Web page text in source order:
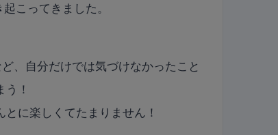
こってきました。
、自分だけでは気づけなかったこと
！
に楽しくてたまりません！